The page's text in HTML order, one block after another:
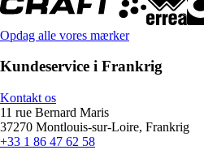
Opdag alle vores mærker
Kundeservice i Frankrig
Kontakt os
11 rue Bernard Maris
37270 Montlouis-sur-Loire, Frankrig
+33 1 86 47 62 58